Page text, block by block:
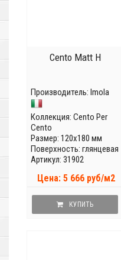
Cento Matt H
Производитель: Imola
Коллекция: Cento Per
Cento
Размер: 120x180 мм
Поверхность: глянцевая
Артикул: 31902
Цена: 5 666 руб/м2
КУПИТЬ